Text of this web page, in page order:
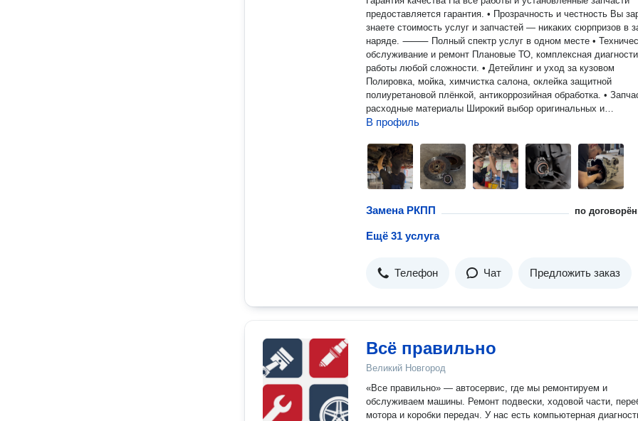
предоставляется гарантия. • Прозрачность и честность Вы
знаете стоимость услуг и запчастей — никаких сюрпризов в
наряде. ⸻ Полный спектр услуг в одном месте • Техническое
обслуживание и ремонт Плановые ТО, комплексная
работы любой сложности. • Детейлинг и уход за кузовом
Полировка, мойка, химчистка салона, оклейка защитной
полиуретановой плёнкой, антикоррозийная обработка. •
расходные материалы Широкий выбор оригинальных и
качественных аналогов по выгодным ценам. ⸻
парковка Вы можете привезти автомобиль на ремонт и
в удобное для вас время — место для вашего авто всегда
оно под надёжной охраной. • Удобный график работы Мы
каждый день без выходных, что позволяет планировать визит
Комплексный сервис «всё в одном месте»: мойка, запчасти,
обслуживание — без лишних поездок. • Бонусные программы,
сезонные акции и специальные предложения. • Удобные
выбирают нас • 15 лет стабильной работы и безупречной
Отличное настроение после визита — ваш автомобиль в
месте; • быть уверенным в качестве установленных
знать точную стоимость до начала работ; • чувствовать
для вас и вашего автомобиля.
В профиль
Замена РКПП по
Ещё 31 услуга
Телефон Чат Предложить заказ
Всё правильно
Великий Новгород
«Все правильно» — автосервис, где мы ремонтируем и
обслуживаем машины. Ремонт подвески, ходовой части,
мотора и коробки передач. У нас есть компьютерная